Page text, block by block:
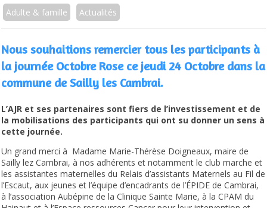
Adulte & famille Actualités
Nous souhaitions remercier tous les participants à
la journée Octobre Rose ce jeudi 24 Octobre dans la
commune de Sailly les Cambrai.
L’AJR et ses partenaires sont fiers de l’investissement et de
la mobilisations des participants qui ont su donner un sens à
cette journée.
Un grand merci à Madame Marie-Thérèse Doigneaux, maire de
Sailly lez Cambrai, à nos adhérents et notamment le club marche et
les assistantes maternelles du Relais d’assistants Maternels au Fil de
l’Escaut, aux jeunes et l’équipe d’encadrants de l’ÉPIDE de Cambrai,
à l’association Aubépine de la Clinique Sainte Marie, à la CPAM du